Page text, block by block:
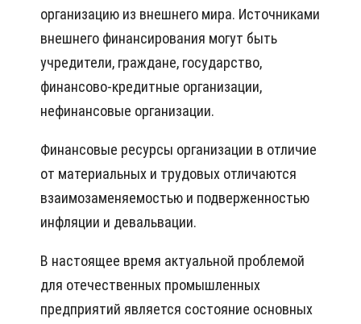
организацию из внешнего мира. Источниками
внешнего финансирования могут быть
учредители, граждане, государство,
финансово-кредитные организации,
нефинансовые организации.
Финансовые ресурсы организации в отличие
от материальных и трудовых отличаются
взаимозаменяемостью и подверженностью
инфляции и девальвации.
В настоящее время актуальной проблемой
для отечественных промышленных
предприятий является состояние основных